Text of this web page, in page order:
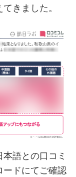
きました。
語との口コミ
ドにてご確認